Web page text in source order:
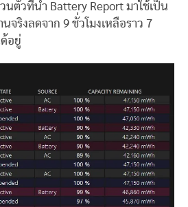
วนตัวที่นำ Battery Report มาใช้เป็น
นจริงลดจาก 9 ชั่วโมงเหลือราว 7
ด้อยู่